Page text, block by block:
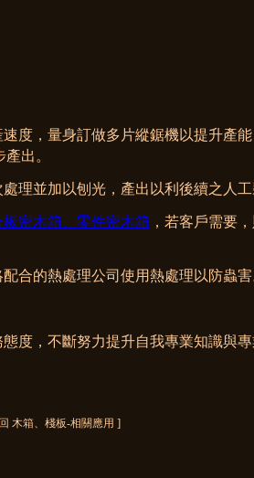
度，量身訂做多片縱鋸機以提升產
出。
理並加以刨光，產出以利後續之人工
板密木箱、零件密木箱 ，若客戶需要
合的熱處理公司使用熱處理以防蟲害
度，不斷努力提升自我專業知識與
木箱、棧板-相關應用 ]